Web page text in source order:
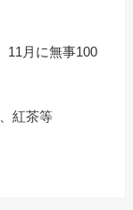
11月に無事100
紅茶等